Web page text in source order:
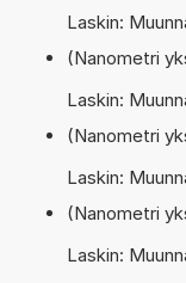
Laskin:
(Nanometri
Laskin:
(Nanometri
Laskin:
(Nanometri
Laskin: